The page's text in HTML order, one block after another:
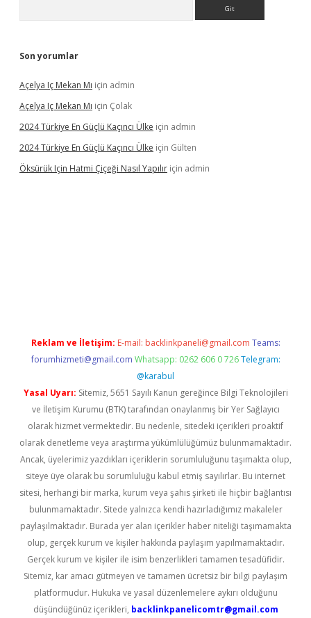
Son yorumlar
Açelya Iç Mekan Mı için admin
Açelya Iç Mekan Mı için Çolak
2024 Türkiye En Güçlü Kaçıncı Ülke için admin
2024 Türkiye En Güçlü Kaçıncı Ülke için Gülten
Öksürük Için Hatmi Çiçeği Nasıl Yapılır için admin
Reklam ve İletişim: E-mail: backlinkpaneli@gmail.com Teams:
forumhizmeti@gmail.com Whatsapp: 0262 606 0 726 Telegram:
@karabul
Yasal Uyarı: Sitemiz, 5651 Sayılı Kanun gereğince Bilgi Teknolojileri
ve İletişim Kurumu (BTK) tarafından onaylanmış bir Yer Sağlayıcı
olarak hizmet vermektedir. Bu nedenle, sitedeki içerikleri proaktif
olarak denetleme veya araştırma yükümlülüğümüz bulunmamaktadır.
Ancak, üyelerimiz yazdıkları içeriklerin sorumluluğunu taşımakta olup,
siteye üye olarak bu sorumluluğu kabul etmiş sayılırlar. Bu internet
sitesi, herhangi bir marka, kurum veya şahıs şirketi ile hiçbir bağlantısı
bulunmamaktadır. Sitede yalnızca kendi hazırladığımız makaleler
paylaşılmaktadır. Burada yer alan içerikler haber niteliği taşımamakta
olup, gerçek kurum ve kişiler hakkında paylaşım yapılmamaktadır.
Gerçek kurum ve kişiler ile isim benzerlikleri tamamen tesadüfidir.
Sitemiz, kar amacı gütmeyen ve tamamen ücretsiz bir bilgi paylaşım
platformudur. Hukuka ve yasal düzenlemelere aykırı olduğunu
düşündüğünüz içerikleri, backlinkpanelicomtr@gmail.com